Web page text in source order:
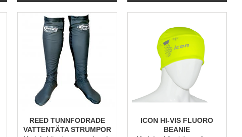
REED TUNNFODRADE
VATTENTÄTA STRUMPOR
ICON HI-VIS FLUORO
BEANIE